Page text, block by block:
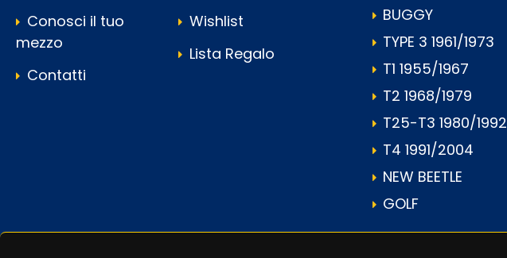
Conosci il tuo
mezzo
Contatti
Wishlist
Lista Regalo
BUGGY
TYPE 3 1961/1973
T1 1955/1967
T2 1968/1979
T25-T3 1980/1992
T4 1991/2004
NEW BEETLE
GOLF